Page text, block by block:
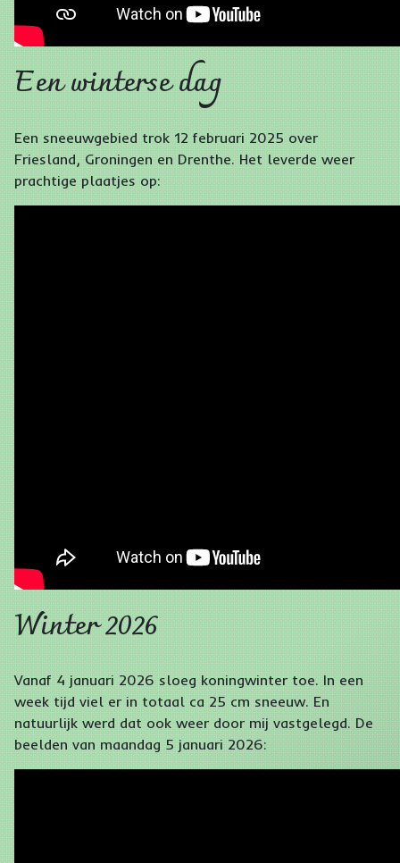
Een winterse dag
Een sneeuwgebied trok 12 februari 2025 over
Friesland, Groningen en Drenthe. Het leverde weer
prachtige plaatjes op:
Winter 2026
Vanaf 4 januari 2026 sloeg koningwinter toe. In een
week tijd viel er in totaal ca 25 cm sneeuw. En
natuurlijk werd dat ook weer door mij vastgelegd. De
beelden van maandag 5 januari 2026: